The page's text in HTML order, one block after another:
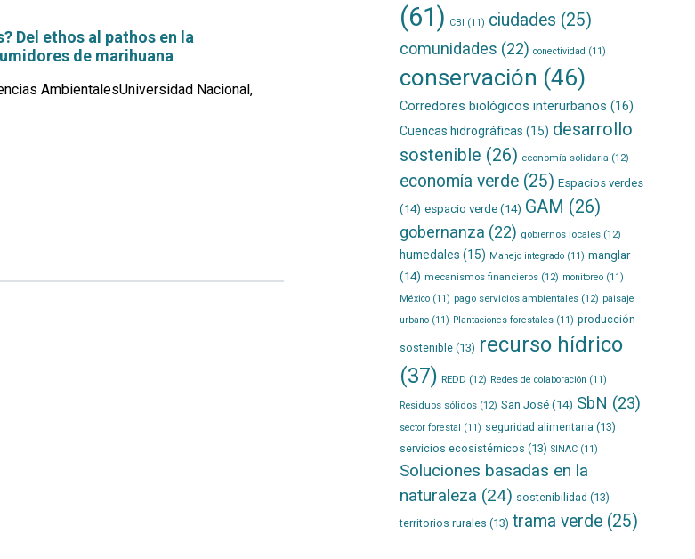
Del ethos al pathos en la
de marihuana
AmbientalesUniversidad Nacional,
(61) CBI (11) ciudades (25)
comunidades (22) conectividad (11)
conservación (46)
Corredores biológicos interurbanos (16)
Cuencas hidrográficas (15) desarrollo
sostenible (26) economía solidaria (12)
economía verde(25) Espacios verdes
(14) espacio verde(14) GAM (26)
gobernanza (22) gobiernos locales(12)
humedales (15) Manejo integrado(11) manglar
(14) mecanismos financieros(12) monitoreo(11)
México(11) pago servicios ambientales(12) paisaje
urbano(11) Plantaciones forestales(11) producción
sostenible(13) recurso hídrico
(37) REDD (12) Redes de colaboración (11)
Residuos sólidos(12) San José(14) SbN (23)
sector forestal (11) seguridad alimentaria (13)
servicios ecosistémicos (13) SINAC(11)
Soluciones basadas en la
naturaleza (24) sostenibilidad (13)
territorios rurales (13) trama verde(25)